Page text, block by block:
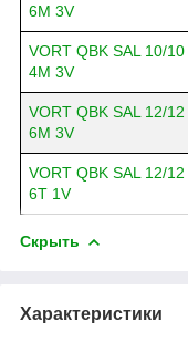
6M 3V
VORT QBK SAL 10/10
4M 3V
VORT QBK SAL 12/12
6M 3V
VORT QBK SAL 12/12
6T 1V
Скрыть
Характеристики